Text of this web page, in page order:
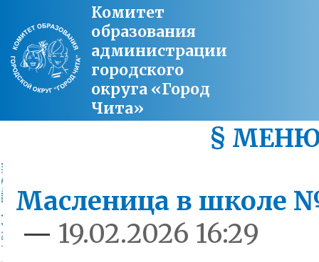
Комитет
образования
администрации
городского
округа «Город
Чита»
§
Масленица в школе
— 19.02.2026 16:29